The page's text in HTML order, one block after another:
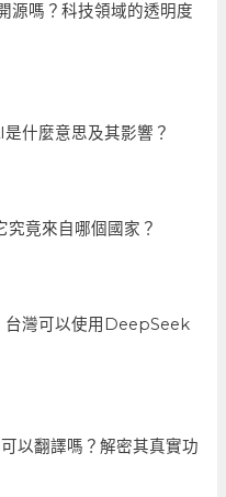
源嗎？科技領域的透明度
什麼意思及其影響？
竟來自哪個國家？
台灣可以使用DeepSeek
以翻譯嗎？解密其真實功